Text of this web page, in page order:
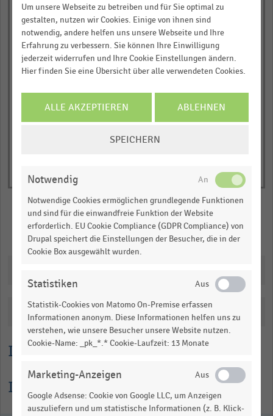
Lesehilfe
Informationen zur Statistik
categories.
The
chart
has
(absolut).
Range:
1.0865399999999998.
View
table.
20082009201020112012201320142015201620172018201920202021
0,00
interactive
Download als Excel, PNG, PDF
… und vieles mehr!
JETZT INFORMIEREN
Merken Teilen
Katalogisierung
Um unsere Webseite zu betreiben und für Sie optimal zu
gestalten, nutzen wir Cookies. Einige von ihnen sind
notwendig, andere helfen uns unsere Webseite und Ihre
Erfahrung zu verbessern. Sie können Ihre Einwilligung
jederzeit widerrufen und Ihre Cookie Einstellungen ändern.
Hier finden Sie eine Übersicht über alle verwendeten Cookies.
ALLE AKZEPTIEREN ABLEHNEN
SPEICHERN
Notwendig
Notwendige Cookies ermöglichen grundlegende Funktionen
und sind für die einwandfreie Funktion der Website
erforderlich. EU Cookie Compliance (GDPR Compliance) von
Drupal speichert die Einstellungen der Besucher, die in der
Cookie Box ausgewählt wurden.
Statistiken
Statistik-Cookies von Matomo On-Premise erfassen
Informationen anonym. Diese Informationen helfen uns zu
verstehen, wie unsere Besucher unsere Website nutzen.
Cookie-Name: _pk_*.* Cookie-Laufzeit: 13 Monate
Marketing-Anzeigen
Google Adsense: Cookie von Google LLC, um Anzeigen
auszuliefern und um statistische Informationen (z. B. Klick-